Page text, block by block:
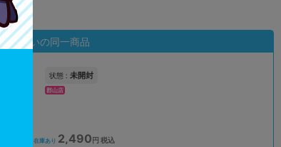
状態違いの同一商品
状態 : 未開封
郡山店
在庫あり 2,490円 税込